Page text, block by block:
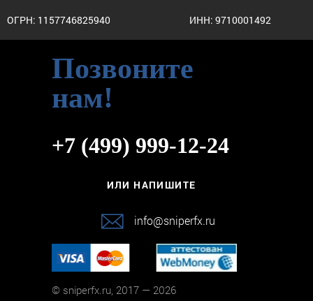
ОГРН: 1157746825940 ИНН: 9710001492
Позвоните
нам!
+7 (499) 999-12-24
ИЛИ НАПИШИТЕ
info@sniperfx.ru
© sniperfx.ru, 2017 — 2026